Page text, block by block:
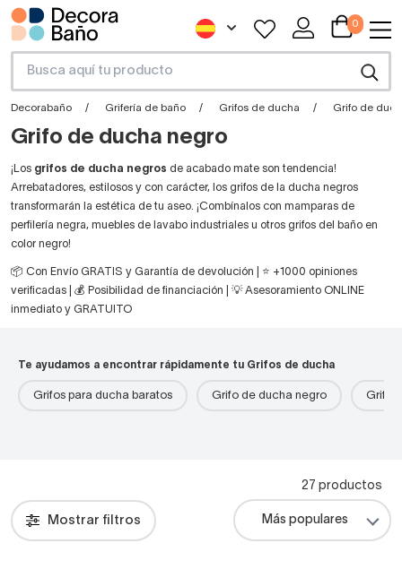
0
Decorabaño Grifería de baño Grifos de ducha Grifo de
Grifo de ducha negro
¡Los grifos de ducha negros de acabado mate son tendencia!
Arrebatadores, estilosos y con carácter, los grifos de la ducha negros
transformarán la estética de tu aseo. ¡Combínalos con mamparas de
perfilería negra, muebles de lavabo industriales u otros grifos del baño en
color negro!
📦 Con Envío GRATIS y Garantía de devolución | ⭐ +1000 opiniones
verificadas | 💰 Posibilidad de financiación | 💡 Asesoramiento ONLINE
inmediato y GRATUITO
Te ayudamos a encontrar rápidamente tu Grifos de ducha
Grifos para ducha baratos Grifo de ducha negro Grifos
Mostrar filtros
27 productos